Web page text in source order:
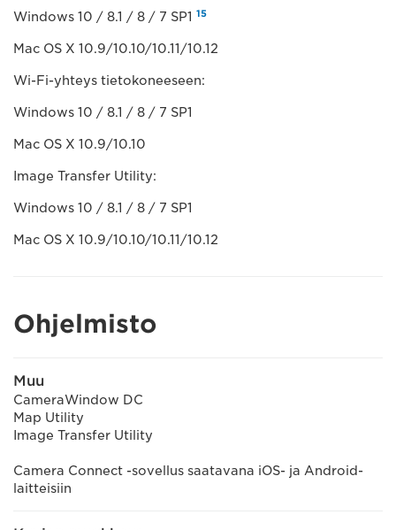
Windows 10 / 8.1 / 8 / 7 SP1 15
Mac OS X 10.9/10.10/10.11/10.12
Wi-Fi-yhteys tietokoneeseen:
Windows 10 / 8.1 / 8 / 7 SP1
Mac OS X 10.9/10.10
Image Transfer Utility:
Windows 10 / 8.1 / 8 / 7 SP1
Mac OS X 10.9/10.10/10.11/10.12
Ohjelmisto
Muu
CameraWindow DC
Map Utility
Image Transfer Utility
Camera Connect -sovellus saatavana iOS- ja Android-
laitteisiin